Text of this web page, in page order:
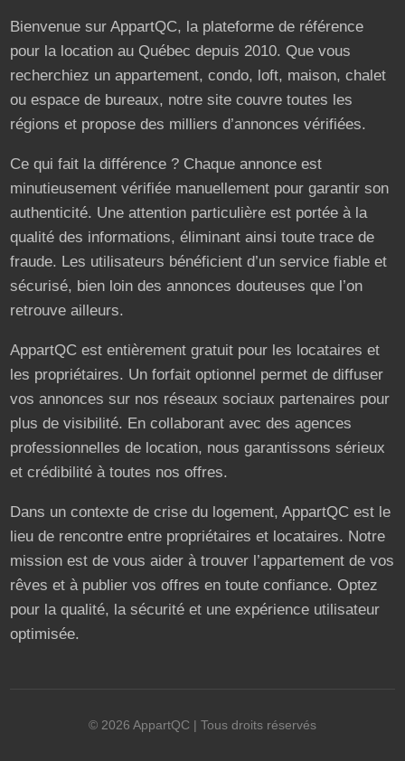
Bienvenue sur AppartQC, la plateforme de référence
pour la location au Québec depuis 2010. Que vous
recherchiez un appartement, condo, loft, maison, chalet
ou espace de bureaux, notre site couvre toutes les
régions et propose des milliers d’annonces vérifiées.
Ce qui fait la différence ? Chaque annonce est
minutieusement vérifiée manuellement pour garantir son
authenticité. Une attention particulière est portée à la
qualité des informations, éliminant ainsi toute trace de
fraude. Les utilisateurs bénéficient d’un service fiable et
sécurisé, bien loin des annonces douteuses que l’on
retrouve ailleurs.
AppartQC est entièrement gratuit pour les locataires et
les propriétaires. Un forfait optionnel permet de diffuser
vos annonces sur nos réseaux sociaux partenaires pour
plus de visibilité. En collaborant avec des agences
professionnelles de location, nous garantissons sérieux
et crédibilité à toutes nos offres.
Dans un contexte de crise du logement, AppartQC est le
lieu de rencontre entre propriétaires et locataires. Notre
mission est de vous aider à trouver l’appartement de vos
rêves et à publier vos offres en toute confiance. Optez
pour la qualité, la sécurité et une expérience utilisateur
optimisée.
© 2026 AppartQC | Tous droits réservés